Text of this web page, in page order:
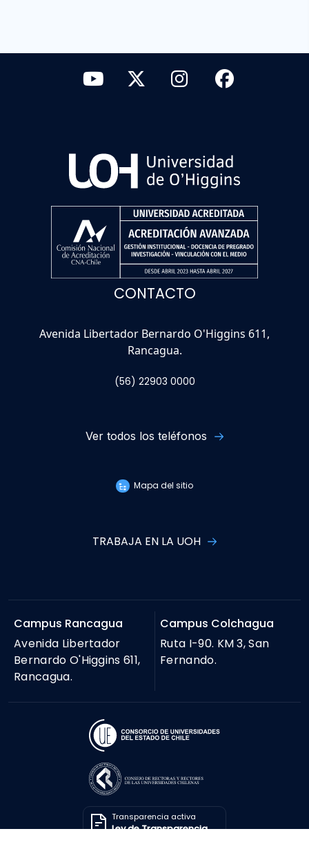
CONTACTO
Avenida Libertador Bernardo O'Higgins 611,
Rancagua.
(56) 22903 0000
Ver todos los teléfonos
Mapa del sitio
TRABAJA EN LA UOH
Campus Rancagua
Avenida Libertador
Bernardo O'Higgins 611,
Rancagua.
Campus Colchagua
Ruta I-90. KM 3, San
Fernando.
Transparencia activa
Ley de Transparencia